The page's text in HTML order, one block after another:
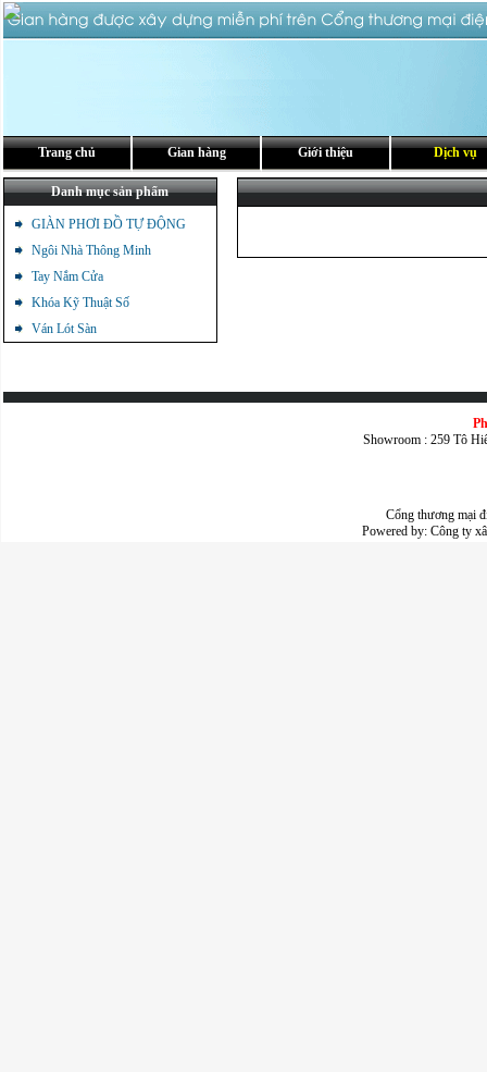
Trang chủ Gian hàng Giới thiệu Dịch vụ
Danh mục sản phẩm
GIÀN PHƠI ĐỒ TỰ ĐỘNG
Ngôi Nhà Thông Minh
Tay Nắm Cửa
Khóa Kỹ Thuật Số
Ván Lót Sàn
Showroom : 259 Tô
Cổng thương mại
Powered by: Công ty